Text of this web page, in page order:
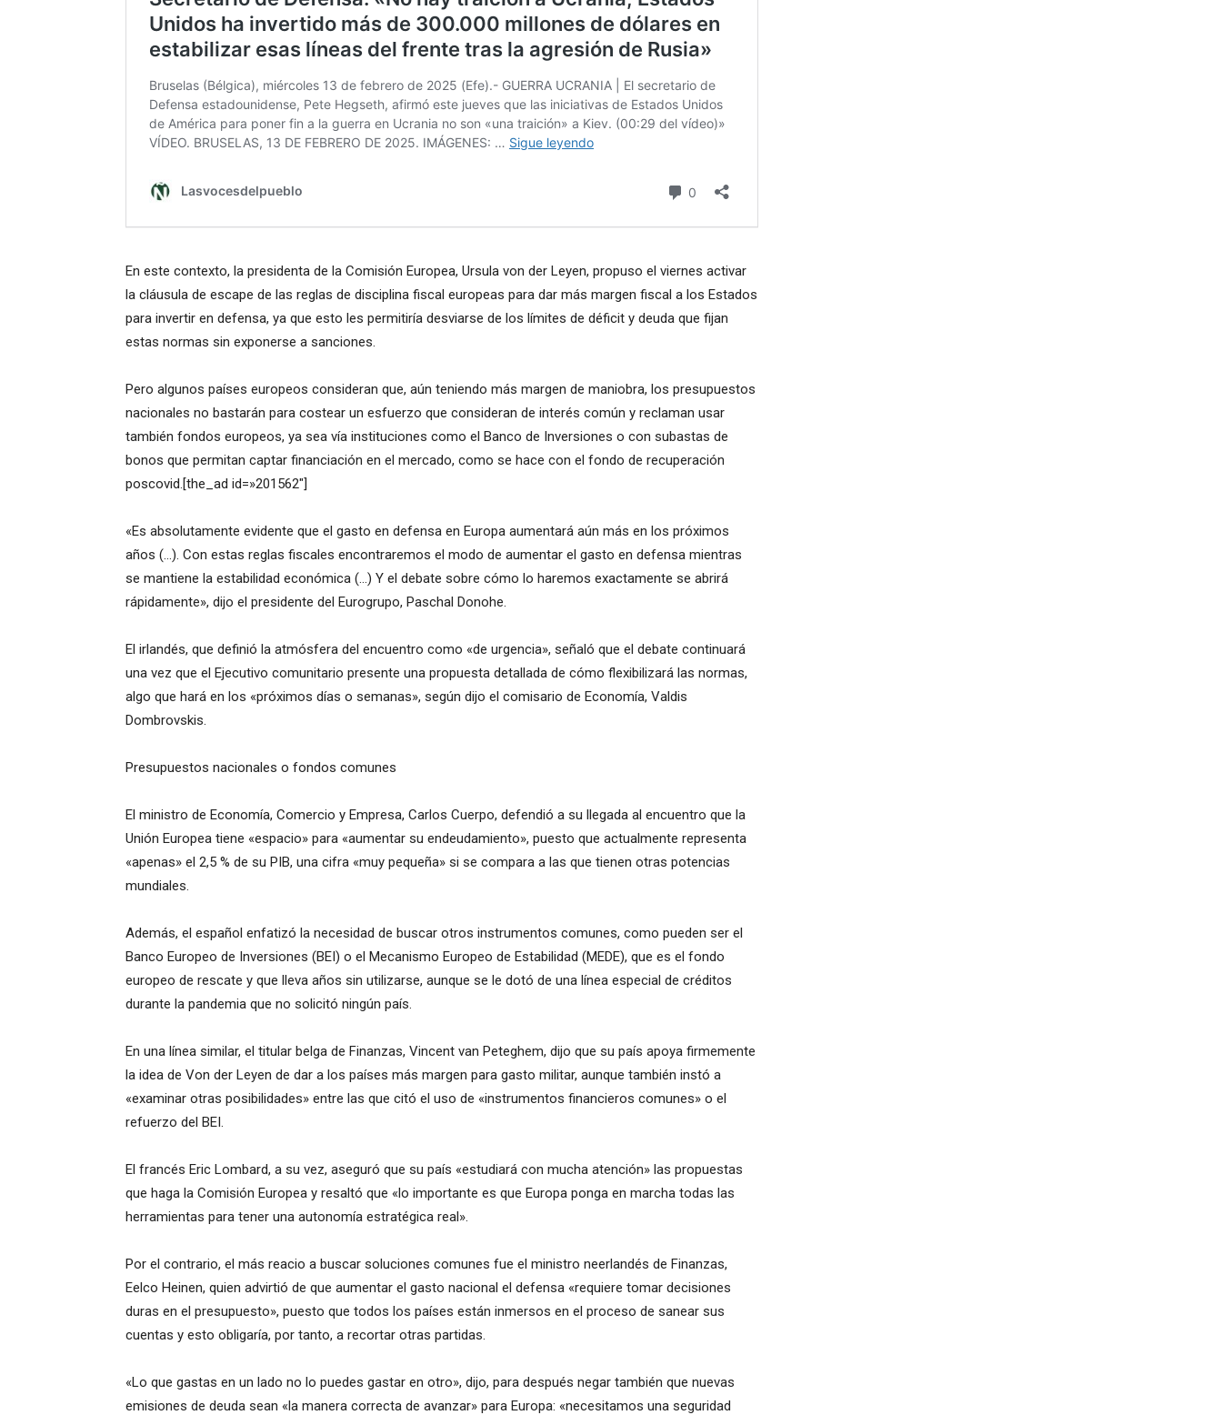
En este contexto, la presidenta de la Comisión Europea, Ursula von der Leyen, propuso el viernes activar
la cláusula de escape de las reglas de disciplina fiscal europeas para dar más margen fiscal a los Estados
para invertir en defensa, ya que esto les permitiría desviarse de los límites de déficit y deuda que fijan
estas normas sin exponerse a sanciones.
Pero algunos países europeos consideran que, aún teniendo más margen de maniobra, los presupuestos
nacionales no bastarán para costear un esfuerzo que consideran de interés común y reclaman usar
también fondos europeos, ya sea vía instituciones como el Banco de Inversiones o con subastas de
bonos que permitan captar financiación en el mercado, como se hace con el fondo de recuperación
poscovid.[the_ad id=»201562″]
«Es absolutamente evidente que el gasto en defensa en Europa aumentará aún más en los próximos
años (…). Con estas reglas fiscales encontraremos el modo de aumentar el gasto en defensa mientras
se mantiene la estabilidad económica (…) Y el debate sobre cómo lo haremos exactamente se abrirá
rápidamente», dijo el presidente del Eurogrupo, Paschal Donohe.
El irlandés, que definió la atmósfera del encuentro como «de urgencia», señaló que el debate continuará
una vez que el Ejecutivo comunitario presente una propuesta detallada de cómo flexibilizará las normas,
algo que hará en los «próximos días o semanas», según dijo el comisario de Economía, Valdis
Dombrovskis.
Presupuestos nacionales o fondos comunes
El ministro de Economía, Comercio y Empresa, Carlos Cuerpo, defendió a su llegada al encuentro que la
Unión Europea tiene «espacio» para «aumentar su endeudamiento», puesto que actualmente representa
«apenas» el 2,5 % de su PIB, una cifra «muy pequeña» si se compara a las que tienen otras potencias
mundiales.
Además, el español enfatizó la necesidad de buscar otros instrumentos comunes, como pueden ser el
Banco Europeo de Inversiones (BEI) o el Mecanismo Europeo de Estabilidad (MEDE), que es el fondo
europeo de rescate y que lleva años sin utilizarse, aunque se le dotó de una línea especial de créditos
durante la pandemia que no solicitó ningún país.
En una línea similar, el titular belga de Finanzas, Vincent van Peteghem, dijo que su país apoya firmemente
la idea de Von der Leyen de dar a los países más margen para gasto militar, aunque también instó a
«examinar otras posibilidades» entre las que citó el uso de «instrumentos financieros comunes» o el
refuerzo del BEI.
El francés Eric Lombard, a su vez, aseguró que su país «estudiará con mucha atención» las propuestas
que haga la Comisión Europea y resaltó que «lo importante es que Europa ponga en marcha todas las
herramientas para tener una autonomía estratégica real».
Por el contrario, el más reacio a buscar soluciones comunes fue el ministro neerlandés de Finanzas,
Eelco Heinen, quien advirtió de que aumentar el gasto nacional el defensa «requiere tomar decisiones
duras en el presupuesto», puesto que todos los países están inmersos en el proceso de sanear sus
cuentas y esto obligaría, por tanto, a recortar otras partidas.
«Lo que gastas en un lado no lo puedes gastar en otro», dijo, para después negar también que nuevas
emisiones de deuda sean «la manera correcta de avanzar» para Europa: «necesitamos una seguridad